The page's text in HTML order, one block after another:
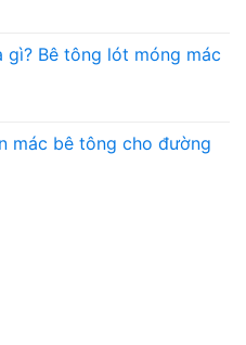
bền
gì? Bê tông lót móng mác
mác bê tông cho đường